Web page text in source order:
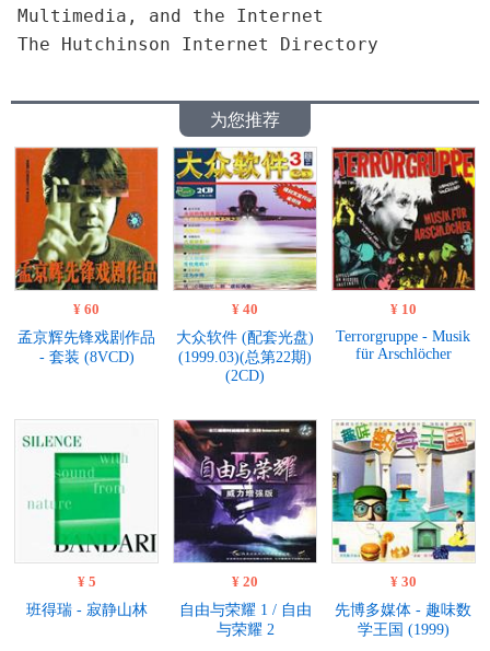
Multimedia, and the Internet
The Hutchinson Internet Directory
为您推荐
¥ 60
孟京辉先锋戏剧作品
- 套装 (8VCD)
¥ 40
大众软件 (配套光盘)
(1999.03)(总第22期)
(2CD)
¥ 10
Terrorgruppe - Musik
für Arschlöcher
¥ 5
班得瑞 - 寂静山林
¥ 20
自由与荣耀 1 / 自由
与荣耀 2
¥ 30
先博多媒体 - 趣味数
学王国 (1999)